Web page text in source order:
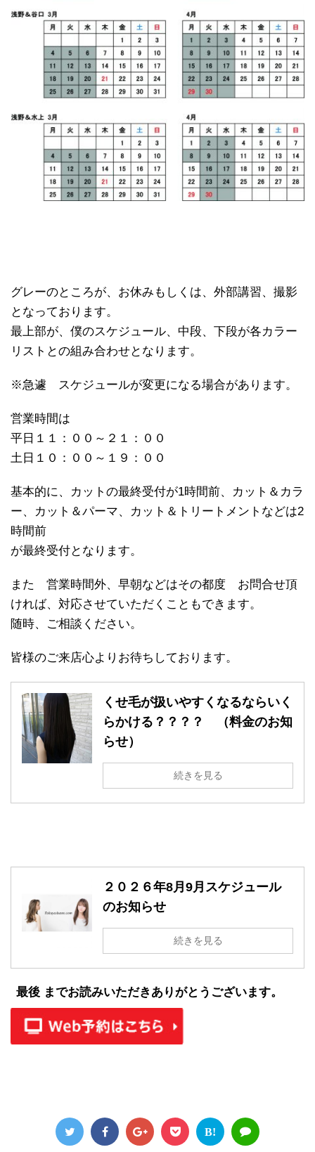
グレーのところが、お休みもしくは、外部講習、撮影
となっております。
最上部が、僕のスケジュール、中段、下段が各カラー
リストとの組み合わせとなります。
※急遽 スケジュールが変更になる場合があります。
営業時間は
平日１１：００～２１：００
土日１０：００～１９：００
基本的に、カットの最終受付が1時間前、カット＆カラ
ー、カット＆パーマ、カット＆トリートメントなどは2
時間前
が最終受付となります。
また 営業時間外、早朝などはその都度 お問合せ頂
ければ、対応させていただくこともできます。
随時、ご相談ください。
皆様のご来店心よりお待ちしております。
くせ毛が扱いやすくなるならいく
らかける？？？？ （料金のお知
らせ）
続きを見る
２０２６年8月9月スケジュール
のお知らせ
続きを見る
最後 までお読みいただきありがとうございます。
B!